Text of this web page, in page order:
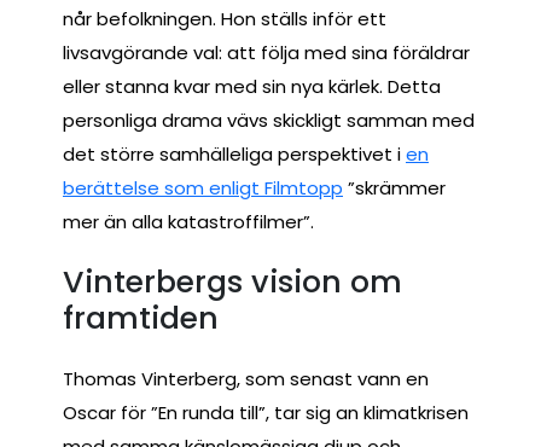
når befolkningen. Hon ställs inför ett
livsavgörande val: att följa med sina föräldrar
eller stanna kvar med sin nya kärlek. Detta
personliga drama vävs skickligt samman med
det större samhälleliga perspektivet ien
berättelse som enligt Filmtopp ”skrämmer
mer än alla katastroffilmer”.
Vinterbergs vision om
framtiden
Thomas Vinterberg, som senast vann en
Oscar för ”En runda till”, tar sig an klimatkrisen